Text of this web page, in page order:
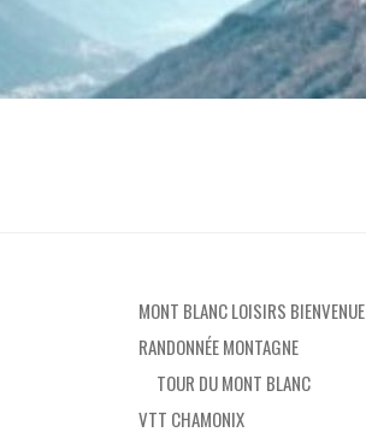
MONT BLANC LOISIRS BIENVENUE
RANDONNÉE MONTAGNE
TOUR DU MONT BLANC
VTT CHAMONIX